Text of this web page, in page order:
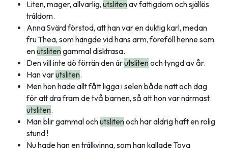
Liten, mager, allvarlig, utsliten av fattigdom och själlös
träldom.
Anna Svärd förstod, att han var en duktig karl, medan
fru Thea, som hängde vid hans arm, föreföll henne som
enutsliten gammal disktrasa.
Den vill inte dö förrän den ärutsliten och tyngd av år.
Han varutsliten.
Men hon hade allt fått ligga i selen både natt och dag
för att dra fram de två barnen, så att hon var närmast
utsliten.
Man blir gammal ochutsliten och har aldrig haft en rolig
stund !
Nu hade han en trälkvinna, som han kallade Tova